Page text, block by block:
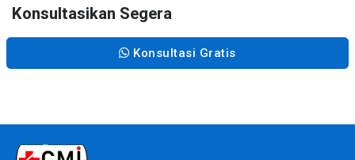
Konsultasikan Segera
Konsultasi Gratis